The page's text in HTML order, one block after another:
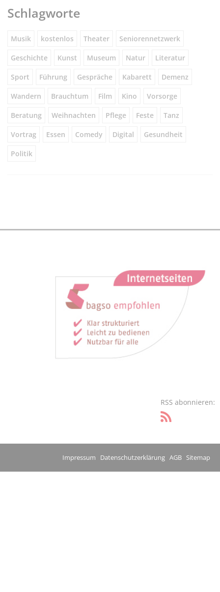
Schlagworte
Musik kostenlos Theater Seniorennetzwerk
Geschichte Kunst Museum Natur Literatur
Sport Führung Gespräche Kabarett Demenz
Wandern Brauchtum Film Kino Vorsorge
Beratung Weihnachten Pflege Feste Tanz
Vortrag Essen Comedy Digital Gesundheit
Politik
RSS abonnieren:
Impressum Datenschutzerklärung AGB Sitemap